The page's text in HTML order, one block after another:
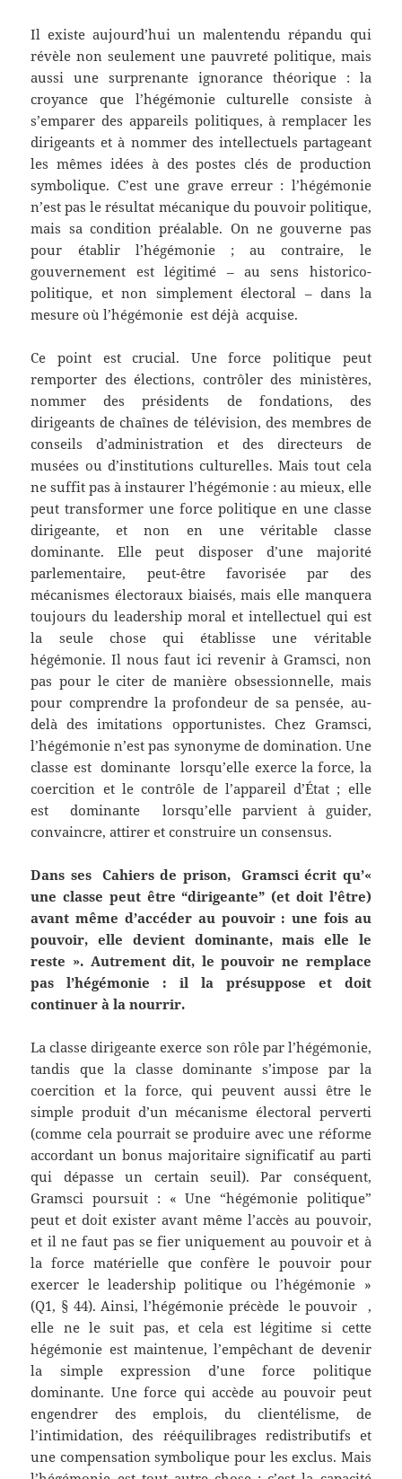
Il existe aujourd’hui un malentendu répandu qui
révèle non seulement une pauvreté politique, mais
aussi une surprenante ignorance théorique : la
croyance que l’hégémonie culturelle consiste à
s’emparer des appareils politiques, à remplacer les
dirigeants et à nommer des intellectuels partageant
les mêmes idées à des postes clés de production
symbolique. C’est une grave erreur : l’hégémonie
n’est pas le résultat mécanique du pouvoir politique,
mais sa condition préalable. On ne gouverne pas
pour établir l’hégémonie ; au contraire, le
gouvernement est légitimé – au sens historico-
politique, et non simplement électoral – dans la
mesure où l’hégémonie est déjà acquise.
Ce point est crucial. Une force politique peut
remporter des élections, contrôler des ministères,
nommer des présidents de fondations, des
dirigeants de chaînes de télévision, des membres de
conseils d’administration et des directeurs de
musées ou d’institutions culturelles. Mais tout cela
ne suffit pas à instaurer l’hégémonie : au mieux, elle
peut transformer une force politique en une classe
dirigeante, et non en une véritable classe
dominante. Elle peut disposer d’une majorité
parlementaire, peut-être favorisée par des
mécanismes électoraux biaisés, mais elle manquera
toujours du leadership moral et intellectuel qui est
la seule chose qui établisse une véritable
hégémonie. Il nous faut ici revenir à Gramsci, non
pas pour le citer de manière obsessionnelle, mais
pour comprendre la profondeur de sa pensée, au-
delà des imitations opportunistes. Chez Gramsci,
l’hégémonie n’est pas synonyme de domination. Une
classe est dominante lorsqu’elle exerce la force, la
coercition et le contrôle de l’appareil d’État ; elle
est dominante lorsqu’elle parvient à guider,
convaincre, attirer et construire un consensus.
Dans ses Cahiers de prison, Gramsci écrit qu’«
une classe peut être “dirigeante” (et doit l’être)
avant même d’accéder au pouvoir : une fois au
pouvoir, elle devient dominante, mais elle le
reste ». Autrement dit, le pouvoir ne remplace
pas l’hégémonie : il la présuppose et doit
continuer à la nourrir.
La classe dirigeante exerce son rôle par l’hégémonie,
tandis que la classe dominante s’impose par la
coercition et la force, qui peuvent aussi être le
simple produit d’un mécanisme électoral perverti
(comme cela pourrait se produire avec une réforme
accordant un bonus majoritaire significatif au parti
qui dépasse un certain seuil). Par conséquent,
Gramsci poursuit : « Une “hégémonie politique”
peut et doit exister avant même l’accès au pouvoir,
et il ne faut pas se fier uniquement au pouvoir et à
la force matérielle que confère le pouvoir pour
exercer le leadership politique ou l’hégémonie »
(Q1, § 44). Ainsi, l’hégémonie précède le pouvoir ,
elle ne le suit pas, et cela est légitime si cette
hégémonie est maintenue, l’empêchant de devenir
la simple expression d’une force politique
dominante. Une force qui accède au pouvoir peut
engendrer des emplois, du clientélisme, de
l’intimidation, des rééquilibrages redistributifs et
une compensation symbolique pour les exclus. Mais